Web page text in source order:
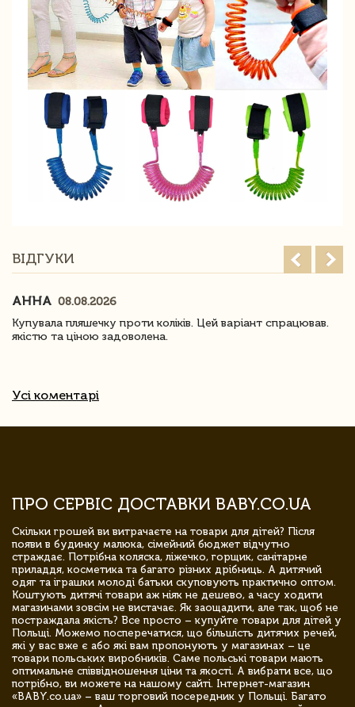
ВІДГУКИ
АННА 08.08.2026
Купувала пляшечку проти коліків. Цей варіант спрацював.
якістю та ціною задоволена.
Усі коментарі
ПРО СЕРВІС ДОСТАВКИ BABY.CO.UA
Скільки грошей ви витрачаєте на товари для дітей? Після
появи в будинку малюка, сімейний бюджет відчутно
страждає. Потрібна коляска, ліжечко, горщик, санітарне
приладдя, косметика та багато різних дрібниць. А дитячий
одяг та іграшки молоді батьки скуповують практично оптом.
Коштують дитячі товари аж ніяк не дешево, а часу ходити
магазинами зовсім не вистачає. Як заощадити, але так, щоб не
постраждала якість? Все просто – купуйте товари для дітей у
Польщі. Можемо посперечатися, що більшість дитячих речей,
які у вас вже є або які вам пропонують у магазинах – це
товари польських виробників. Саме польські товари мають
оптимальне співвідношення ціни та якості. А вибрати все, що
потрібно, ви можете на нашому сайті. Інтернет-магазин
«BABY.co.ua» – ваш торговий посередник у Польщі. Багато